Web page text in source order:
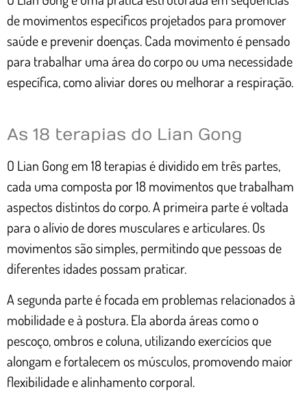
de movimentos específicos projetados para promover
saúde e prevenir doenças. Cada movimento é pensado
para trabalhar uma área do corpo ou uma necessidade
específica, como aliviar dores ou melhorar a respiração.
As 18 terapias do Lian Gong
O Lian Gong em 18 terapias é dividido em três partes,
cada uma composta por 18 movimentos que trabalham
aspectos distintos do corpo. A primeira parte é voltada
para o alívio de dores musculares e articulares. Os
movimentos são simples, permitindo que pessoas de
diferentes idades possam praticar.
A segunda parte é focada em problemas relacionados à
mobilidade e à postura. Ela aborda áreas como o
pescoço, ombros e coluna, utilizando exercícios que
alongam e fortalecem os músculos, promovendo maior
flexibilidade e alinhamento corporal.